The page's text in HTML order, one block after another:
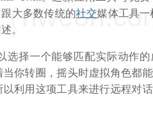
大多数传统的社交媒体工具
。
选择一个能够匹配实际动作
你转圈，摇头时虚拟角色都能
利用这项工具来进行远程对